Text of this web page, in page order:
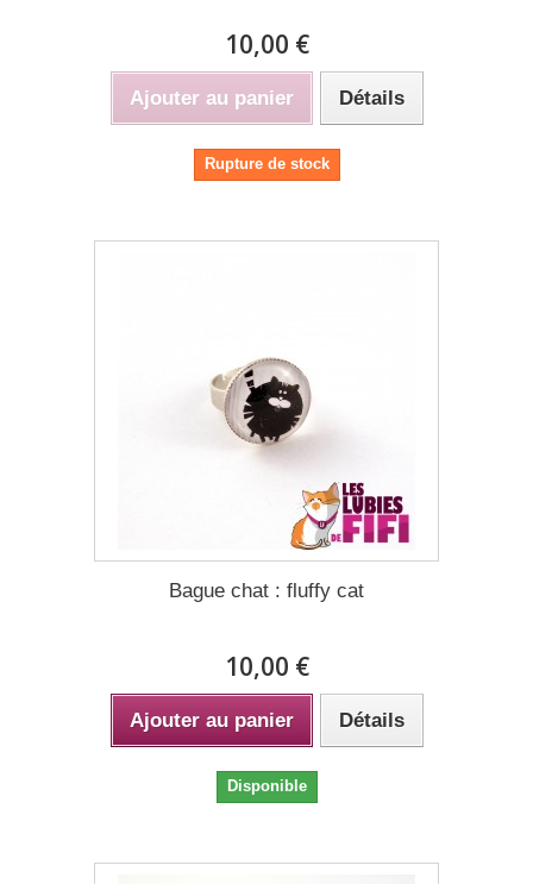
10,00 €
Ajouter au panier Détails
Rupture de stock
Bague chat : fluffy cat
10,00 €
Ajouter au panier Détails
Disponible